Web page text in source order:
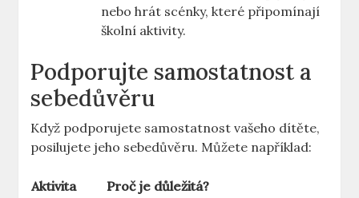
nebo hrát scénky, které připomínají
školní aktivity.
Podporujte samostatnost a
sebedůvěru
Když podporujete samostatnost vašeho dítěte,
posilujete jeho sebedůvěru. Můžete například:
Aktivita
Proč je důležitá?